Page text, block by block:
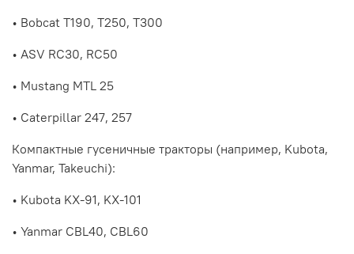
• Bobcat T190, T250, T300
• ASV RC30, RC50
• Mustang MTL 25
• Caterpillar 247, 257
Компактные гусеничные тракторы (например, Kubota,
Yanmar, Takeuchi):
• Kubota KX-91, KX-101
• Yanmar CBL40, CBL60